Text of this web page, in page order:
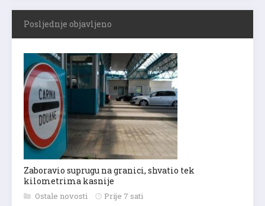
Posljednje objavljeno
Zaboravio suprugu na granici, shvatio tek
kilometrima kasnije
Ostale novosti Prije 7 sati